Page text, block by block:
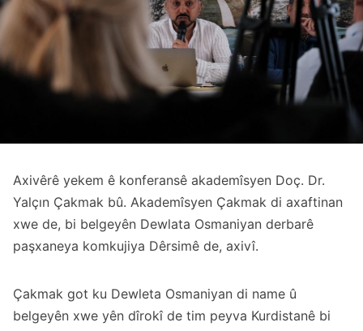
Axivêrê yekem ê konferansê akademîsyen Doç. Dr.
Yalçın Çakmak bû. Akademîsyen Çakmak di axaftinan
xwe de, bi belgeyên Dewlata Osmaniyan derbarê
paşxaneya komkujiya Dêrsimê de, axivî.
Çakmak got ku Dewleta Osmaniyan di name û
belgeyên xwe yên dîrokî de tim peyva Kurdistanê bi